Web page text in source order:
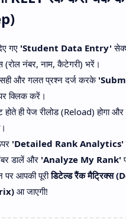
गए 'Student Data Entry'
(रोल नंबर, नाम, कैटेगरी) भरें।
और गलत प्रश्न दर्ज करके
क्लिक करें।
होते ही पेज रीलोड (Reload) होगा
'Detailed Rank Analytics'
डालें और 'Analyze My Rank'
पर आपकी पूरीडिटेल्ड रैंक मैट्रिक्स
आ जाएगी!